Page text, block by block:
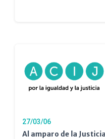
27/03/06
Al amparo de la Justicia